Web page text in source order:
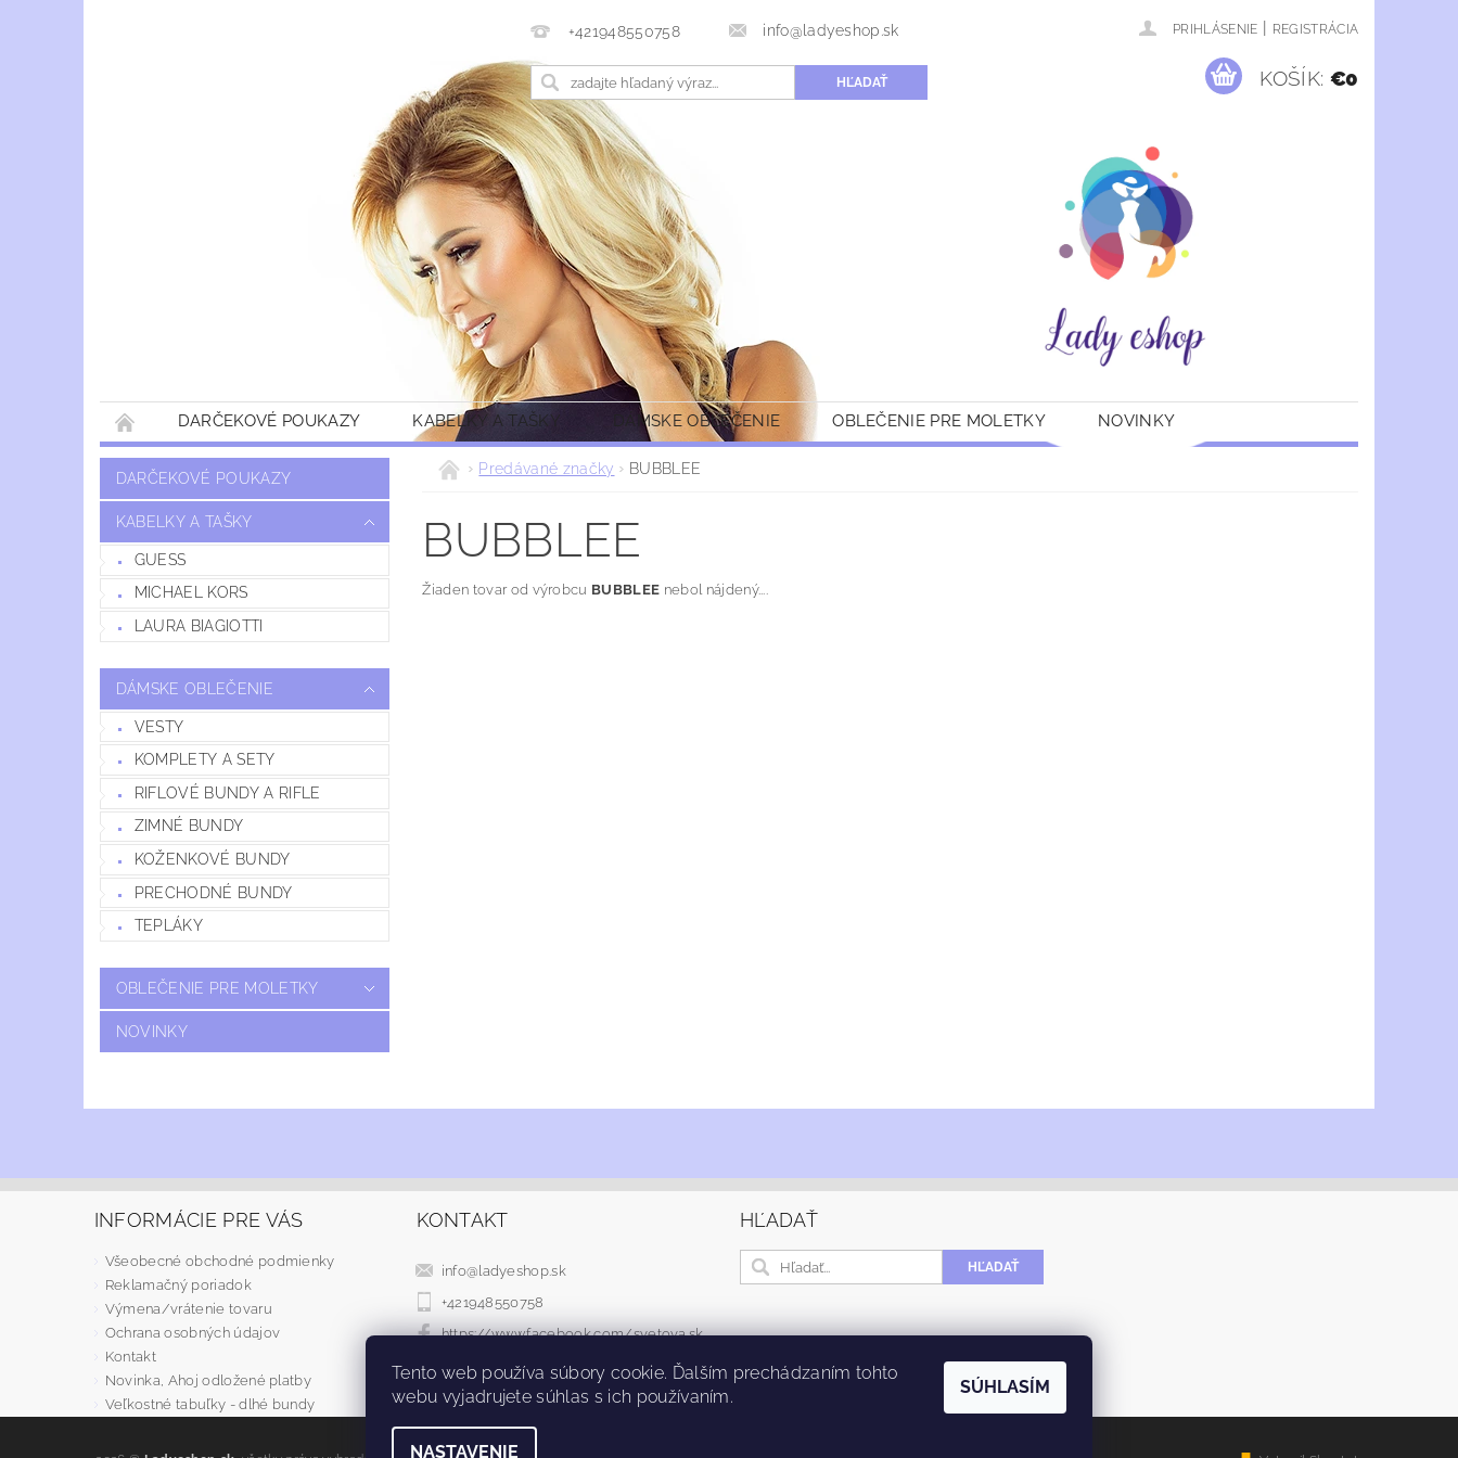
+421948550758 info@ladyeshop.sk PRIHLÁSENIE | REGISTRÁCIA
KOŠÍK: €0
DARČEKOVÉ POUKAZY KABELKY A TAŠKY DÁMSKE OBLEČENIE OBLEČENIE PRE MOLETKY NOVINKY
DARČEKOVÉ POUKAZY
KABELKY A TAŠKY
GUESS
MICHAEL KORS
LAURA BIAGIOTTI
DÁMSKE OBLEČENIE
VESTY
KOMPLETY A SETY
RIFLOVÉ BUNDY A RIFLE
ZIMNÉ BUNDY
KOŽENKOVÉ BUNDY
PRECHODNÉ BUNDY
TEPLÁKY
OBLEČENIE PRE MOLETKY
NOVINKY
Predávané značky BUBBLEE
BUBBLEE
Žiaden tovar od výrobcu BUBBLEE nebol nájdený....
INFORMÁCIE PRE VÁS
Všeobecné obchodné podmienky
Reklamačný poriadok
Výmena/vrátenie tovaru
Ochrana osobných údajov
Kontakt
Novinka, Ahoj odložené platby
Veľkostné tabuľky - dlhé bundy
KONTAKT
info@ladyeshop.sk
+421948550758
https://www.facebook.com/svetova.sk
HĽADAŤ
Tento web používa súbory cookie. Ďalším prechádzaním tohto
webu vyjadrujete súhlas s ich používaním.
NASTAVENIE
SÚHLASÍM